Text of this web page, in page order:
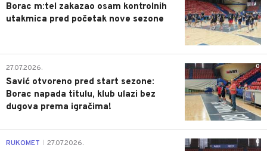
Borac m:tel zakazao osam kontrolnih
utakmica pred početak nove sezone
0
27.07.2026.
Savić otvoreno pred start sezone:
Borac napada titulu, klub ulazi bez
dugova prema igračima!
0
RUKOMET 27.07.2026.